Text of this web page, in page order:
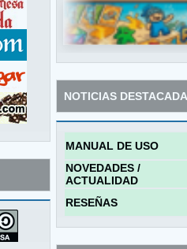
NOTICIAS
MANUAL DE USO
NOVEDADES /
ACTUALIDAD
RESEÑAS